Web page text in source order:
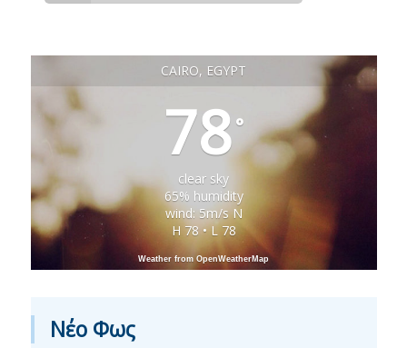
CAIRO, EGYPT
78°
clear sky
65% humidity
wind: 5m/s N
H 78 • L 78
Weather from OpenWeatherMap
Νέο Φως